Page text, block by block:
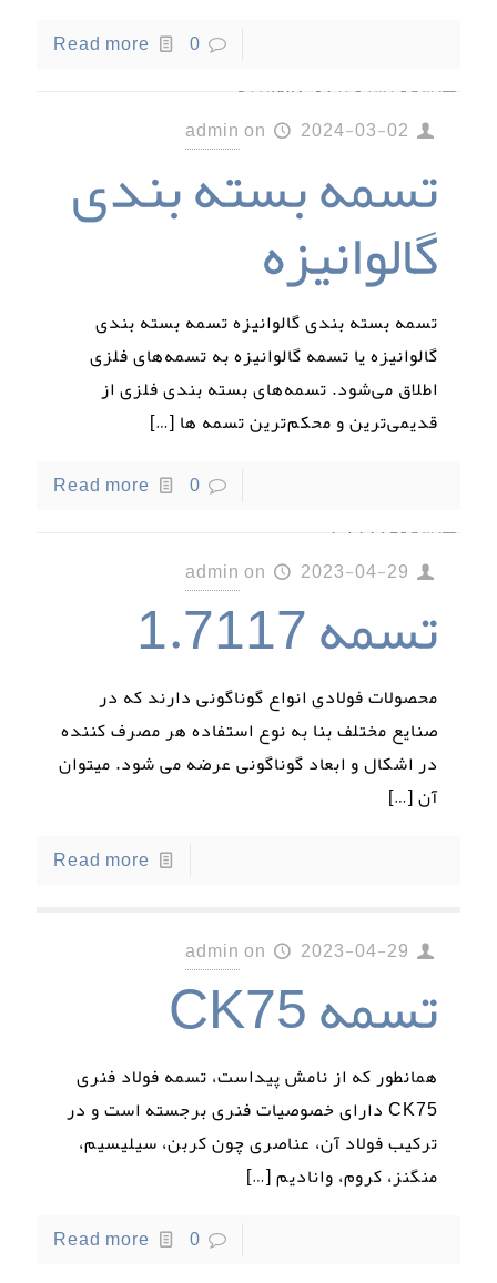
0
Read more
adminon 2024-03-02
تسمه بسته بندی
گالوانیزه
تسمه بسته بندی گالوانیزه تسمه بسته بندی
گالوانیزه یا تسمه گالوانیزه به تسمه‌های فلزی
اطلاق می‌شود. تسمه‌های بسته بندی فلزی از
قدیمی‌ترین و محکم‌ترین تسمه ها[…]
0
Read more
adminon 2023-04-29
تسمه 1.7117
محصولات فولادی انواع گوناگونی دارند که در
صنایع مختلف بنا به نوع استفاده هر مصرف کننده
در اشکال و ابعاد گوناگونی عرضه می شود. میتوان
آن[…]
Read more
adminon 2023-04-29
تسمه CK75
همانطور که از نامش پیداست، تسمه فولاد فنری
CK75 دارای خصوصیات فنری برجسته است و در
ترکیب فولاد آن، عناصری چون کربن، سیلیسیم،
منگنز، کروم، وانادیم[…]
0
Read more